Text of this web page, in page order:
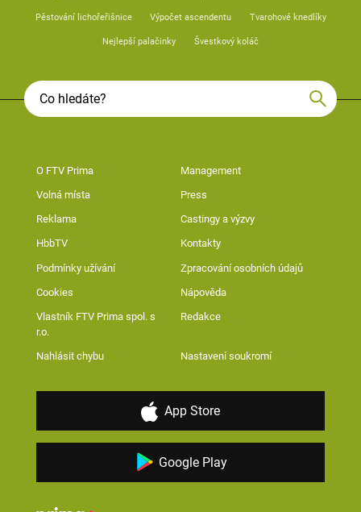
Pěstování lichořeřišnice Výpočet ascendentu Tvarohové knedlíky
Nejlepší palačinky Švestkový koláč
O FTV Prima Management
Volná místa Press
Reklama Castingy a výzvy
HbbTV Kontakty
Podmínky užívání Zpracování osobních údajů
Cookies Nápověda
Vlastník FTV Prima spol. s
r.o.
Redakce
Nahlásit chybu Nastavení soukromí
App Store
Google Play